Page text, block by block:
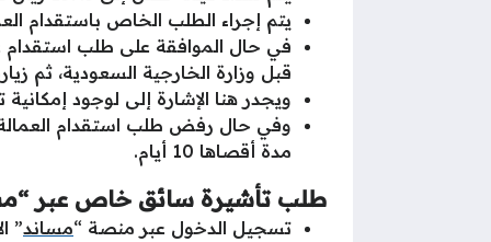
يتم إجراء الطلب الخاص باستقدام العمالة
قبل وزارة الخارجية السعودية، ثم
ويجدر هنا الإشارة إلى لوجود إمكانية تقديم
وفي حال رفض طلب استقدام
مدة أقصاها 10 أيام.
طلب تأشيرة سائق خاص عبر
تسجيل الدخول عبر منصة “مساند”